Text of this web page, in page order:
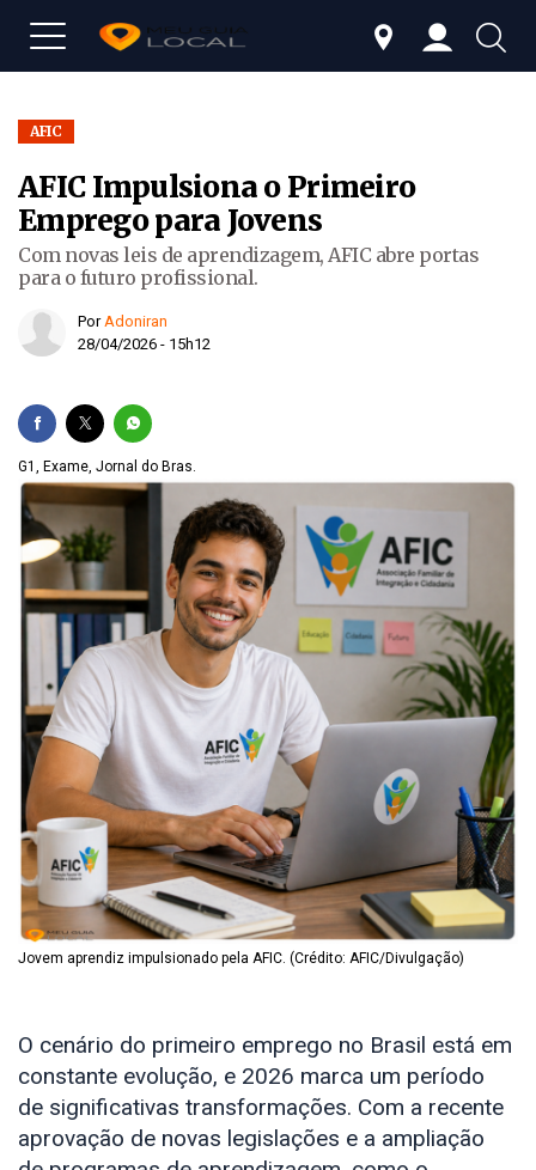
AFIC
AFIC Impulsiona o Primeiro
Emprego para Jovens
Com novas leis de aprendizagem, AFIC abre portas
para o futuro profissional.
PorAdoniran
28/04/2026 - 15h12
G1, Exame, Jornal do Bras.
Jovem aprendiz impulsionado pela AFIC. (Crédito: AFIC/Divulgação)
O cenário do primeiro emprego no Brasil está em
constante evolução, e 2026 marca um período
de significativas transformações. Com a recente
aprovação de novas legislações e a ampliação